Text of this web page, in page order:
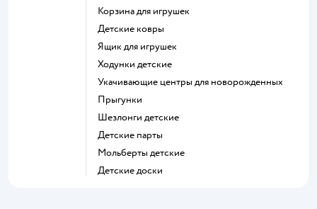
Корзина для игрушек
Детские ковры
Ящик для игрушек
Ходунки детские
Укачивающие центры для новорожденных
Прыгунки
Шезлонги детские
Детские парты
Мольберты детские
Детские доски